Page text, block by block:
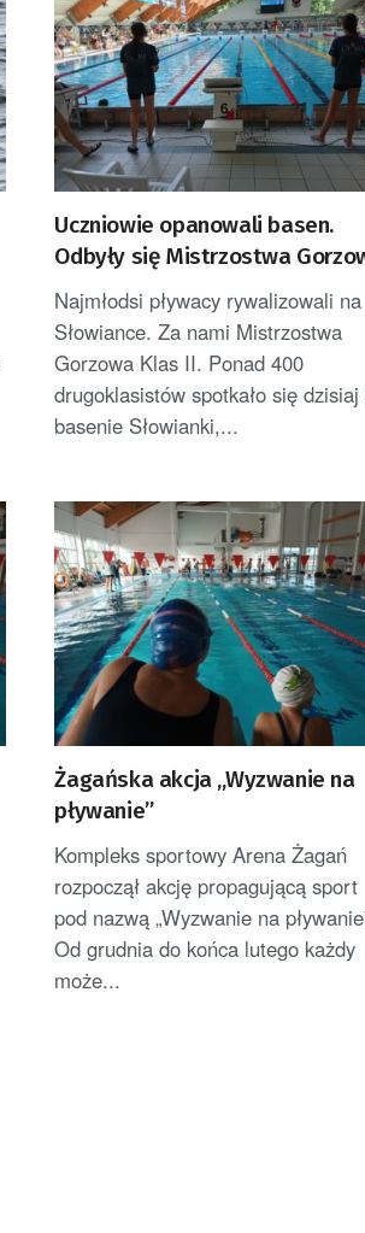
Uczniowie opanowali basen.
Odbyły się Mistrzostwa
Klas II
Najmłodsi pływacy rywalizowali na
Słowiance. Za nami Mistrzostwa
Gorzowa Klas II. Ponad 400
drugoklasistów spotkało się dzisiaj
basenie Słowianki,...
Żagańska akcja „Wyzwanie na
pływanie”
Kompleks sportowy Arena Żagań
rozpoczął akcję propagującą sport
pod nazwą „Wyzwanie na
Od grudnia do końca lutego każdy
może...